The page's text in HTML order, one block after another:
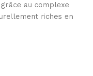
au complexe
riches en